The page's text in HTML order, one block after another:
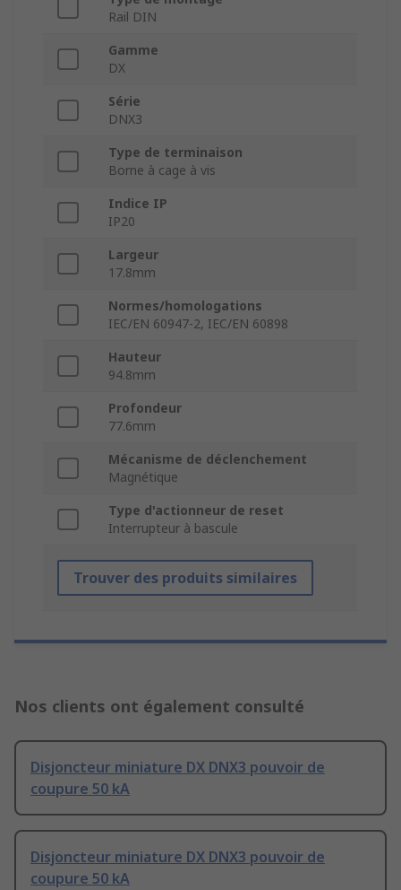
Rail DIN
Gamme
DX
Série
DNX3
Type de terminaison
Borne à cage à vis
Indice IP
IP20
Largeur
17.8mm
Normes/homologations
IEC/EN 60947-2, IEC/EN 60898
Hauteur
94.8mm
Profondeur
77.6mm
Mécanisme de déclenchement
Magnétique
Type d'actionneur de reset
Interrupteur à bascule
Trouver des produits similaires
Nos clients ont également consulté
Disjoncteur miniature DX DNX3 pouvoir de
coupure 50 kA
Disjoncteur miniature DX DNX3 pouvoir de
coupure 50 kA